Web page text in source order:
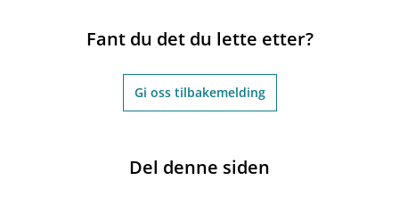
Fant du det du lette etter?
Gi oss tilbakemelding
Del denne siden